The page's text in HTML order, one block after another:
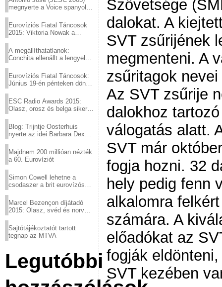
megnyerte a Voice spanyol
Eurovíziós Fiatal Táncosok
2015: Viktoria Nowak a
A megállíthatatlanok:
Conchita ellenállt a lengyel
Eurovíziós Fiatal Táncosok:
Június 19-én pénteken döntő
ESC Radio Awards 2015:
Olasz, orosz és belga siker,
Blog: Trijntje Oosterhuis
nyerte az idei Barbara Dex
Majdnem 200 millióan nézték
a 60. Eurovíziót
Simon Cowell lehetne a
csodaszer a brit eurovízós
Marcel Bezençon díjátadó
2015: Olasz, svéd és norvég
Sajtótájékoztatót tartott
tegnap az MTVA
Legutóbbi
Szövetsége
dalokat. A
SVT zsűrijének
megmenteni. A
zsűritagok
Az SVT zsűrije
dalokhoz
válogatás alatt.
SVT már
fogja hozni. 32
hely pedig fenn
alkalomra
számára. A
előadókat az
fogják
SVT kezében